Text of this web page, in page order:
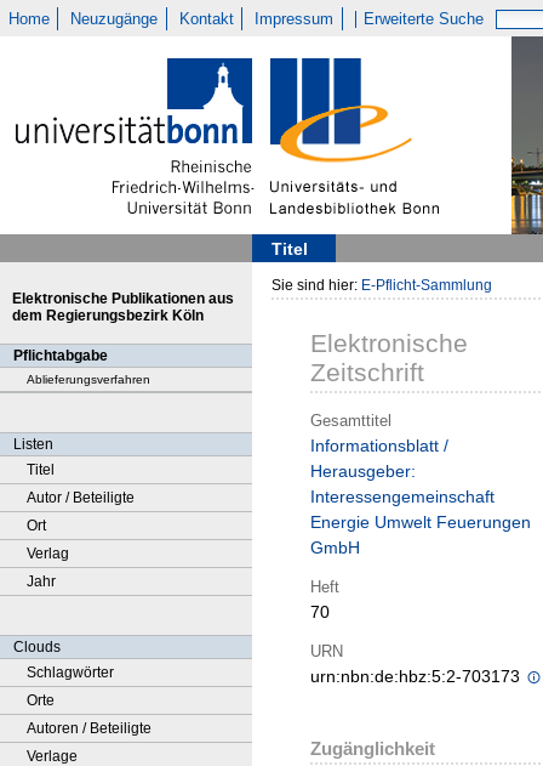
Home Neuzugänge Kontakt Impressum Erweiterte Suche
Titel
Elektronische Publikationen aus
dem Regierungsbezirk Köln
Pflichtabgabe
Ablieferungsverfahren
Listen
Titel
Autor / Beteiligte
Ort
Verlag
Jahr
Clouds
Schlagwörter
Orte
Autoren / Beteiligte
Verlage
Sie sind hier: E-Pflicht-Sammlung
Elektronische
Zeitschrift
Gesamttitel
Informationsblatt /
Herausgeber:
Interessengemeinschaft
Energie Umwelt Feuerungen
GmbH
Heft
70
URN
urn:nbn:de:hbz:5:2-703173
Zugänglichkeit